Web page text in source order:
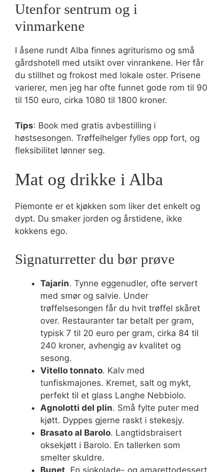
Utenfor sentrum og i
vinmarkene
I åsene rundt Alba finnes agriturismo og små
gårdshotell med utsikt over vinrankene. Her får
du stillhet og frokost med lokale oster. Prisene
varierer, men jeg har ofte funnet gode rom til 90
til 150 euro, cirka 1080 til 1800 kroner.
Tips: Book med gratis avbestilling i
høstsesongen. Trøffelhelger fylles opp fort, og
fleksibilitet lønner seg.
Mat og drikke i Alba
Piemonte er et kjøkken som liker det enkelt og
dypt. Du smaker jorden og årstidene, ikke
kokkens ego.
Signaturretter du bør prøve
Tajarin. Tynne eggenudler, ofte servert
med smør og salvie. Under
trøffelsesongen får du hvit trøffel skåret
over. Restauranter tar betalt per gram,
typisk 7 til 20 euro per gram, cirka 84 til
240 kroner, avhengig av kvalitet og
sesong.
Vitello tonnato. Kalv med
tunfiskmajones. Kremet, salt og mykt,
perfekt til et glass Langhe Nebbiolo.
Agnolotti del plin. Små fylte puter med
kjøtt. Dyppes gjerne raskt i stekesjy.
Brasato al Barolo. Langtidsbraisert
oksekjøtt i Barolo. En tallerken som
smelter skuldre.
Bunet. En sjokolade- og amarettodessert